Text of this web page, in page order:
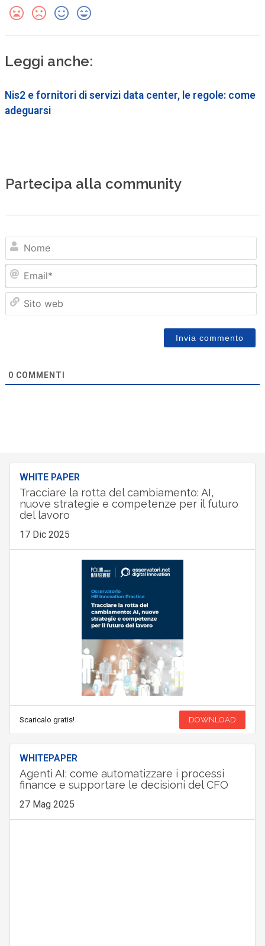
Leggi anche:
Nis2 e fornitori di servizi data center, le regole: come
adeguarsi
Partecipa alla community
0 COMMENTI
WHITE PAPER
Tracciare la rotta del cambiamento: AI,
nuove strategie e competenze per il futuro
del lavoro
17 Dic 2025
Scaricalo gratis! DOWNLOAD
WHITEPAPER
Agenti AI: come automatizzare i processi
finance e supportare le decisioni del CFO
27 Mag 2025